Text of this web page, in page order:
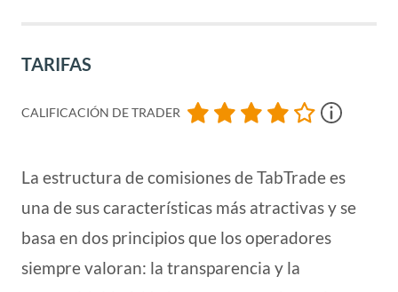
TARIFAS
CALIFICACIÓN DE TRADER
La estructura de comisiones de TabTrade es
una de sus características más atractivas y se
basa en dos principios que los operadores
siempre valoran: la transparencia y la